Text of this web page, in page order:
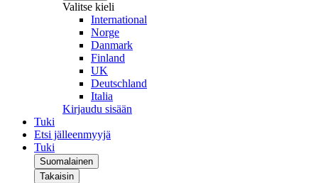
Valitse kieli
International
Norge
Danmark
Finland
UK
Deutschland
Italia
Kirjaudu sisään
Tuki
Etsi jälleenmyyjä
Tuki
Suomalainen
Takaisin